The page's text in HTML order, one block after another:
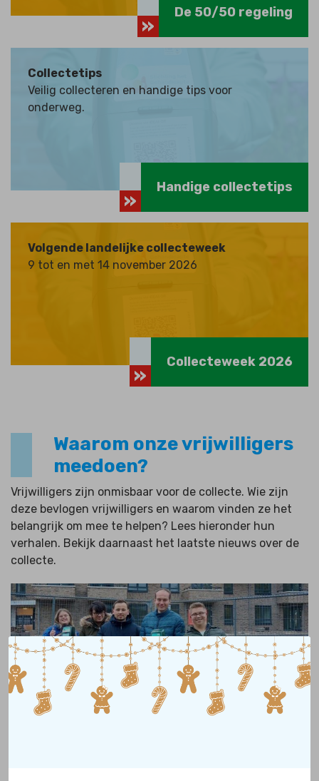
De 50/50 regeling
Handige collectetips
Collectetips
Veilig collecteren en handige tips voor
onderweg.
Collecteweek 2026
Volgende landelijke collecteweek
9 tot en met 14 november 2026
Waarom onze vrijwilligers
meedoen?
Vrijwilligers zijn onmisbaar voor de collecte. Wie zijn
deze bevlogen vrijwilligers en waarom vinden ze het
belangrijk om mee te helpen? Lees hieronder hun
verhalen. Bekijk daarnaast het laatste nieuws over de
collecte.